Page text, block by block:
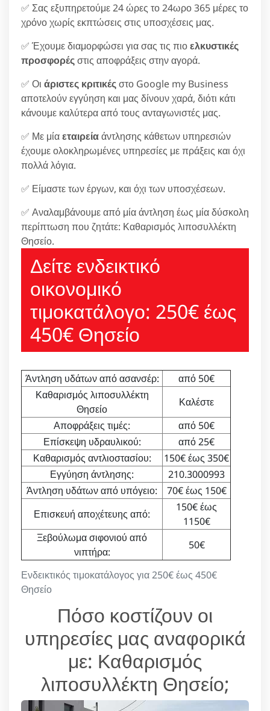
✅ Σας εξυπηρετούμε 24 ώρες το 24ωρο 365 μέρες το
χρόνο χωρίς εκπτώσεις στις υποσχέσεις μας.
✅ Έχουμε διαμορφώσει για σας τις πιοελκυστικές
προσφορέςστις αποφράξεις στην αγορά.
✅ Οι άριστες κριτικέςστο Google my Business
αποτελούν εγγύηση και μας δίνουν χαρά, διότι κάτι
κάνουμε καλύτερα από τους ανταγωνιστές μας.
✅ Με μίαεταιρείαάντλησης κάθετων υπηρεσιών
έχουμε ολοκληρωμένες υπηρεσίες με πράξεις και όχι
πολλά λόγια.
✅ Είμαστε των έργων, και όχι των υποσχέσεων.
✅ Αναλαμβάνουμε από μία άντληση έως μία δύσκολη
περίπτωση που ζητάτε: Καθαρισμός λιποσυλλέκτη
Θησείο.
Δείτε ενδεικτικό
οικονομικό
τιμοκατάλογο: 250€ έως
450€ Θησείο
Ενδεικτικός τιμοκατάλογος για 250€ έως 450€
Θησείο
Άντληση υδάτων από ασανσέρ:
από 50€
Καθαρισμός λιποσυλλέκτη
Θησείο
Καλέστε
Αποφράξεις τιμές:
από 50€
Επίσκεψη υδραυλικού:
από 25€
Καθαρισμός αντλιοστασίου:
150€ έως 350€
Εγγύηση άντλησης:
210.3000993
Άντληση υδάτων από υπόγειο:
70€ έως 150€
Επισκευή αποχέτευης από:
150€ έως
1150€
Ξεβούλωμα σιφονιού από
νιπτήρα:
50€
Πόσο κοστίζουν οι
υπηρεσίες μας αναφορικά
με: Καθαρισμός
λιποσυλλέκτη Θησείο;